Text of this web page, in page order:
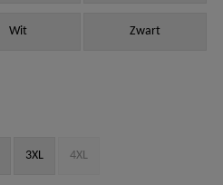
Wit Zwart
3XL 4XL